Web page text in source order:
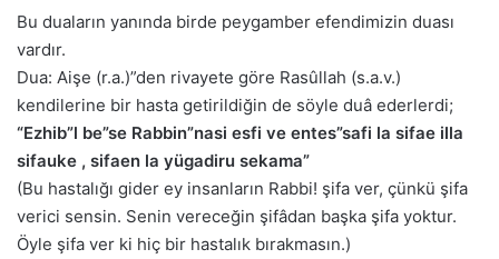
Bu duaların yanında birde peygamber efendimizin duası
vardır.
Dua: Aişe (r.a.)”den rivayete göre Rasûllah (s.a.v.)
kendilerine bir hasta getirildiğin de söyle duâ ederlerdi;
“Ezhib”l be”se Rabbin”nasi esfi ve entes”safi la sifae illa
sifauke , sifaen la yügadiru sekama”
(Bu hastalığı gider ey insanların Rabbi! şifa ver, çünkü şifa
verici sensin. Senin vereceğin şifâdan başka şifa yoktur.
Öyle şifa ver ki hiç bir hastalık bırakmasın.)